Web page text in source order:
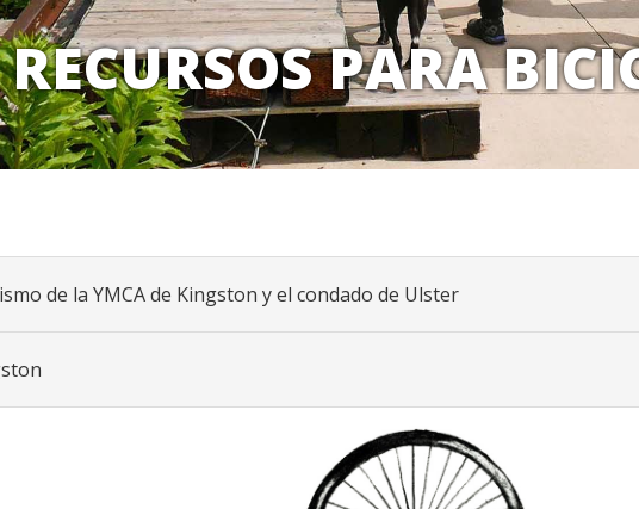
RECURSOS PARA
de la YMCA de Kingston y el condado de Ulster